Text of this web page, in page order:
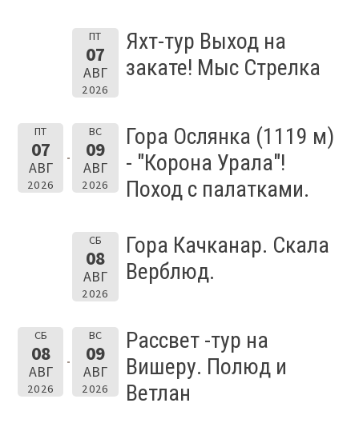
ПТ
07
АВГ
2026
Яхт-тур Выход на
закате! Мыс Стрелка
ПТ
07
АВГ
2026
ВС
09
АВГ
2026
Гора Ослянка (1119 м)
- "Корона Урала"!
Поход с палатками.
СБ
08
АВГ
2026
Гора Качканар. Скала
Верблюд.
СБ
08
АВГ
2026
ВС
09
АВГ
2026
Рассвет -тур на
Вишеру. Полюд и
Ветлан